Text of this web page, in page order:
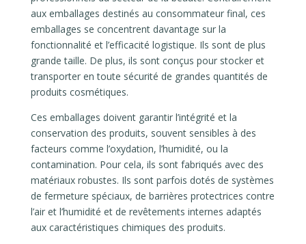
aux emballages destinés au consommateur final, ces
emballages se concentrent davantage sur la
fonctionnalité et l’efficacité logistique. Ils sont de plus
grande taille. De plus, ils sont conçus pour stocker et
transporter en toute sécurité de grandes quantités de
produits cosmétiques.
Ces emballages doivent garantir l’intégrité et la
conservation des produits, souvent sensibles à des
facteurs comme l’oxydation, l’humidité, ou la
contamination. Pour cela, ils sont fabriqués avec des
matériaux robustes. Ils sont parfois dotés de systèmes
de fermeture spéciaux, de barrières protectrices contre
l’air et l’humidité et de revêtements internes adaptés
aux caractéristiques chimiques des produits.